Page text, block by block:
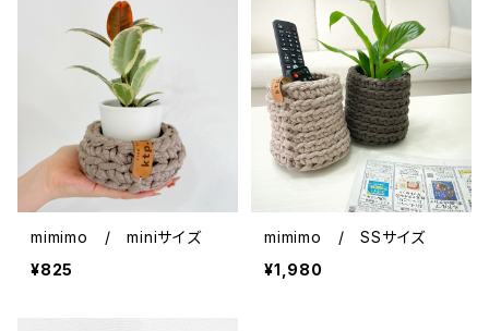
mimimo / miniサイズ
¥825
mimimo / SSサイズ
¥1,980